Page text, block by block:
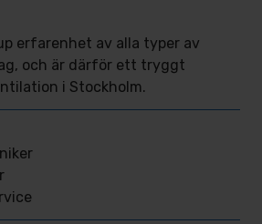
erfarenhet av alla typer av
och är därför ett tryggt
i Stockholm.